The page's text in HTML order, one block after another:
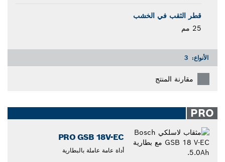
قطر الثقب في الخشب
25 مم
الأنواع: 3
مقارنة المنتج
PRO
PRO GSB 18V-EC
أداة عامة عاملة بالبطارية